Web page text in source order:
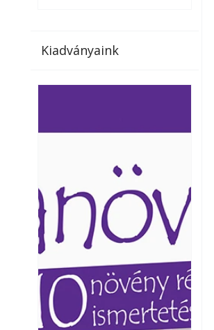
az otthonában, útközben vagy
elérhetők lapszámaink. Bárhol,
Kiadványaink